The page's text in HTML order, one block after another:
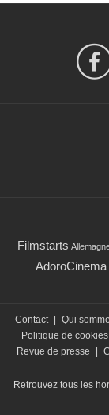
Filmstarts
AdoroCinema
Contact Qui
Politique de cookies
Revue de presse
Retrouvez tous les